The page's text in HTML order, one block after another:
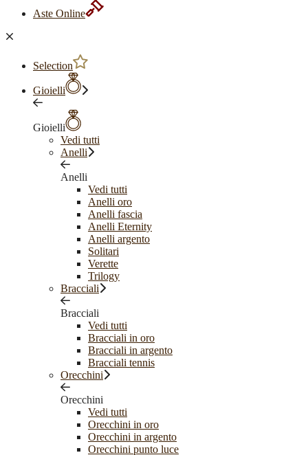
Aste Online
Selection
Gioielli
Gioielli
Vedi tutti
Anelli
Anelli
Vedi tutti
Anelli oro
Anelli fascia
Anelli Eternity
Anelli argento
Solitari
Verette
Trilogy
Bracciali
Bracciali
Vedi tutti
Bracciali in oro
Bracciali in argento
Bracciali tennis
Orecchini
Orecchini
Vedi tutti
Orecchini in oro
Orecchini in argento
Orecchini punto luce